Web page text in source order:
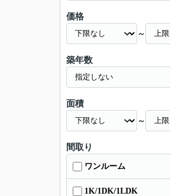
価格
～
築年数
面積
～
間取り
ワンルーム
1K/1DK/1LDK